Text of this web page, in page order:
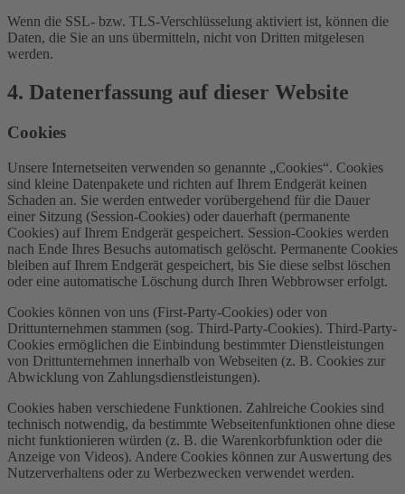
Wenn die SSL- bzw. TLS-Verschlüsselung aktiviert ist, können die
Daten, die Sie an uns übermitteln, nicht von Dritten mitgelesen
werden.
4. Datenerfassung auf dieser Website
Cookies
Unsere Internetseiten verwenden so genannte „Cookies“. Cookies
sind kleine Datenpakete und richten auf Ihrem Endgerät keinen
Schaden an. Sie werden entweder vorübergehend für die Dauer
einer Sitzung (Session-Cookies) oder dauerhaft (permanente
Cookies) auf Ihrem Endgerät gespeichert. Session-Cookies werden
nach Ende Ihres Besuchs automatisch gelöscht. Permanente Cookies
bleiben auf Ihrem Endgerät gespeichert, bis Sie diese selbst löschen
oder eine automatische Löschung durch Ihren Webbrowser erfolgt.
Cookies können von uns (First-Party-Cookies) oder von
Drittunternehmen stammen (sog. Third-Party-Cookies). Third-Party-
Cookies ermöglichen die Einbindung bestimmter Dienstleistungen
von Drittunternehmen innerhalb von Webseiten (z. B. Cookies zur
Abwicklung von Zahlungsdienstleistungen).
Cookies haben verschiedene Funktionen. Zahlreiche Cookies sind
technisch notwendig, da bestimmte Webseitenfunktionen ohne diese
nicht funktionieren würden (z. B. die Warenkorbfunktion oder die
Anzeige von Videos). Andere Cookies können zur Auswertung des
Nutzerverhaltens oder zu Werbezwecken verwendet werden.